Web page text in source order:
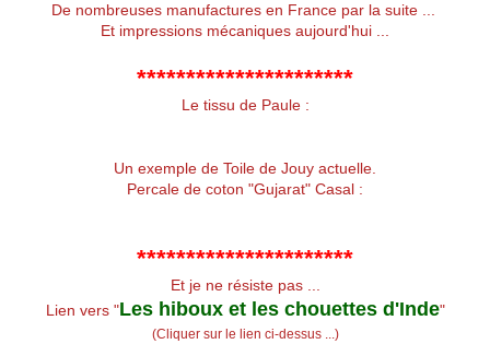
De nombreuses manufactures en France par la suite ...
Et impressions mécaniques aujourd'hui ...
**********************
Le tissu de Paule :
Un exemple de Toile de Jouy actuelle.
Percale de coton "Gujarat" Casal :
**********************
Et je ne résiste pas ...
Lien vers "Les hiboux et les chouettes d'Inde"
(Cliquer sur le lien ci-dessus ...)